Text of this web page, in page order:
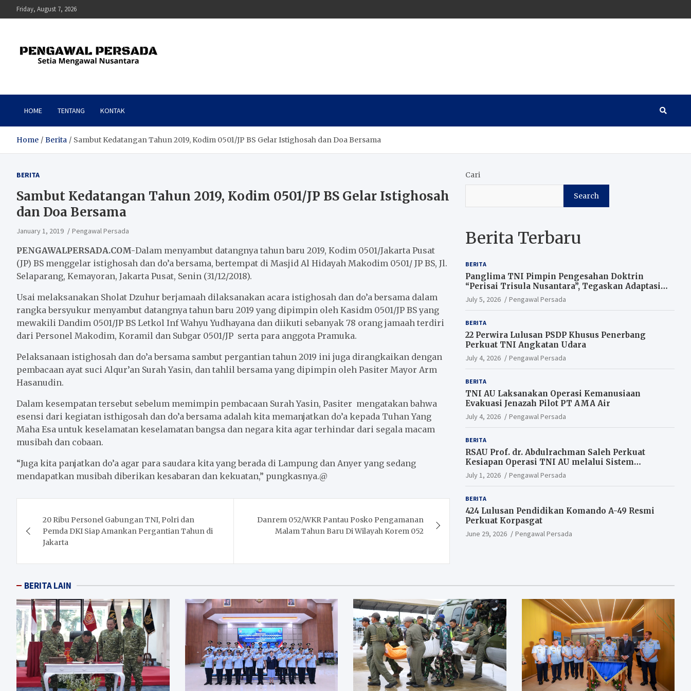
to
Friday, August 7, 2026
Pengawal Persada
HOME TENTANG KONTAK
Home Berita Sambut Kedatangan Tahun 2019, Kodim 0501/JP BS Gelar Istighosah dan Doa Bersama
BERITA
Sambut Kedatangan Tahun 2019, Kodim 0501/JP BS Gelar Istighosah
dan Doa Bersama
January 1, 2019 Pengawal Persada
PENGAWALPERSADA.COM-Dalam menyambut datangnya tahun baru 2019, Kodim 0501/Jakarta Pusat
(JP) BS menggelar istighosah dan do’a bersama, bertempat di Masjid Al Hidayah Makodim 0501/ JP BS, Jl.
Selaparang, Kemayoran, Jakarta Pusat, Senin (31/12/2018).
Usai melaksanakan Sholat Dzuhur berjamaah dilaksanakan acara istighosah dan do’a bersama dalam
rangka bersyukur menyambut datangnya tahun baru 2019 yang dipimpin oleh Kasidm 0501/JP BS yang
mewakili Dandim 0501/JP BS Letkol Inf Wahyu Yudhayana dan diikuti sebanyak 78 orang jamaah terdiri
dari Personel Makodim, Koramil dan Subgar 0501/JP serta para anggota Pramuka.
Pelaksanaan istighosah dan do’a bersama sambut pergantian tahun 2019 ini juga dirangkaikan dengan
pembacaan ayat suci Alqur’an Surah Yasin, dan tahlil bersama yang dipimpin oleh Pasiter Mayor Arm
Hasanudin.
Dalam kesempatan tersebut sebelum memimpin pembacaan Surah Yasin, Pasiter mengatakan bahwa
esensi dari kegiatan isthigosah dan do’a bersama adalah kita memanjatkan do’a kepada Tuhan Yang
Maha Esa untuk keselamatan keselamatan bangsa dan negara kita agar terhindar dari segala macam
musibah dan cobaan.
“Juga kita panjatkan do’a agar para saudara kita yang berada di Lampung dan Anyer yang sedang
mendapatkan musibah diberikan kesabaran dan kekuatan,” pungkasnya.@
navigation
20 Ribu Personel Gabungan TNI, Polri dan
Pemda DKI Siap Amankan Pergantian Tahun di
Jakarta
Danrem 052/WKR Pantau Posko Pengamanan
Malam Tahun Baru Di Wilayah Korem 052
Cari
Search
Berita Terbaru
BERITA
Panglima TNI Pimpin Pengesahan Doktrin
“Perisai Trisula Nusantara”, Tegaskan Adaptasi
TNI Hadapi Perang Modern
July 5, 2026 Pengawal Persada
BERITA
22 Perwira Lulusan PSDP Khusus Penerbang
Perkuat TNI Angkatan Udara
July 4, 2026 Pengawal Persada
BERITA
TNI AU Laksanakan Operasi Kemanusiaan
Evakuasi Jenazah Pilot PT AMA Air
July 4, 2026 Pengawal Persada
BERITA
RSAU Prof. dr. Abdulrachman Saleh Perkuat
Kesiapan Operasi TNI AU melalui Sistem
Kesehatan Andal
July 1, 2026 Pengawal Persada
BERITA
424 Lulusan Pendidikan Komando A-49 Resmi
Perkuat Korpasgat
June 29, 2026 Pengawal Persada
BERITA LAIN